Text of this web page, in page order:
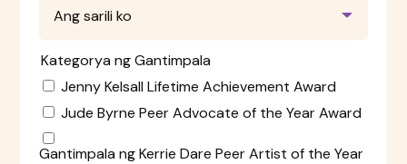
Kategorya ng Gantimpala
Jenny Kelsall Lifetime Achievement Award
Jude Byrne Peer Advocate of the Year Award
Gantimpala ng Kerrie Dare Peer Artist of the Year